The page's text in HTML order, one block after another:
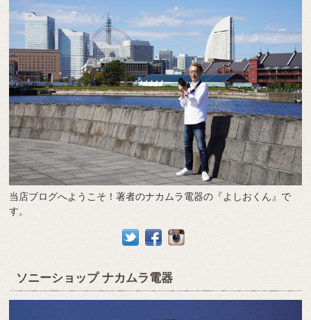
当店ブログへようこそ！著者のナカムラ電器の『よしおくん』で
す。
ソニーショップ ナカムラ電器